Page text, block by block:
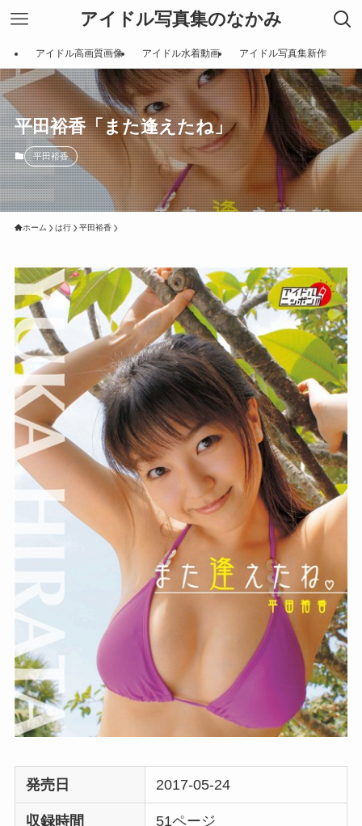
アイドル写真集のなかみ
アイドル高画質画像 アイドル水着動画 アイドル写真集新作
平田裕香「また逢えたね」
平田裕香
ホーム は行 平田裕香
発売日 2017-05-24
収録時間 51ページ